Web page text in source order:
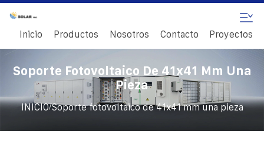
Inicio Productos Nosotros Contacto Proyectos
Soporte Fotovoltaico De 41x41 Mm Una
Pieza
INICIO/Soporte fotovoltaico de 41x41 mm una pieza